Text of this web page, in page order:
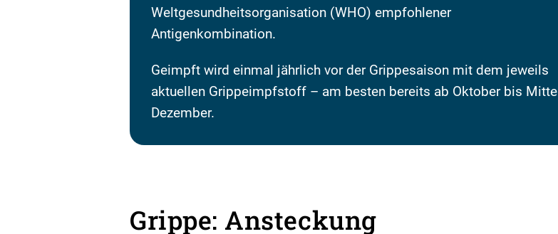
Weltgesundheitsorganisation (WHO) empfohlener
Antigenkombination.
Geimpft wird einmal jährlich vor der Grippesaison mit dem jeweils
aktuellen Grippeimpfstoff – am besten bereits ab Oktober bis Mitte
Dezember.
Grippe: Ansteckung